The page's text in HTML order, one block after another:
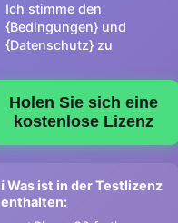
Ich stimme den
{Bedingungen} und
{Datenschutz} zu
Holen Sie sich eine
kostenlose Lizenz
ℹ️ Was ist in der Testlizenz
enthalten: